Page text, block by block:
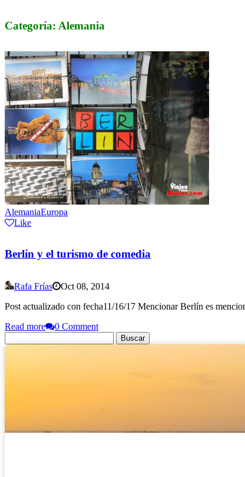
Categoría: Alemania
AlemaniaEuropa
Like
Berlín y el turismo de comedia
Rafa Frías
Oct 08, 2014
Post actualizado con fecha11/16/17 Mencionar Berlín es
Read more
0 Comment